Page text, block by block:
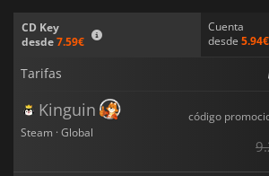
CD Key
desde7.59€
Cuenta
desde 5.94€
Tarifas
Kinguin
Steam · Global
código